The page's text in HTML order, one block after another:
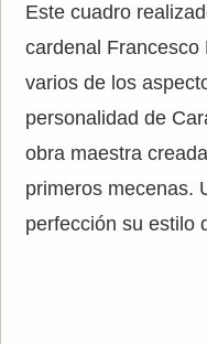
Este cuadro
cardenal Francesco
varios de los
personalidad de
obra maestra
primeros mecenas.
perfección su estilo